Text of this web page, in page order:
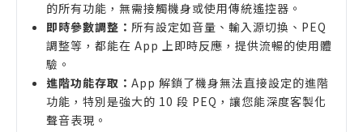
的所有功能，無需接觸機身或使用傳統遙控器。
即時參數調整： 所有設定如音量、輸入源切換、PEQ
調整等，都能在 App 上即時反應，提供流暢的使用體
驗。
進階功能存取： App 解鎖了機身無法直接設定的進階
功能，特別是強大的 10 段 PEQ，讓您能深度客製化
聲音表現。